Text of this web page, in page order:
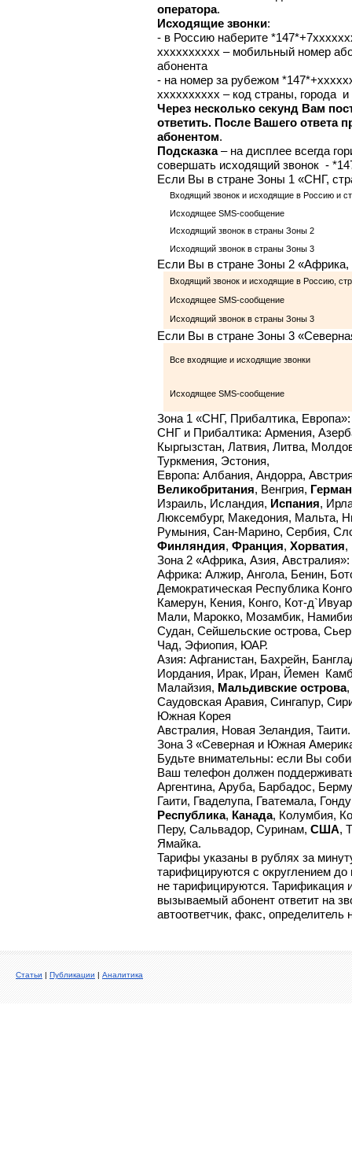
оператора.
Исходящие звонки:
- в Россию наберите
хххxxxxxxx – мобильный номер
абонента
- на номер за рубежом
xxxxxxxxxx – код страны, города и
Через несколько секунд Вам
ответить. После Вашего ответа
абонентом.
Подсказка– на дисплее всегда
совершать исходящий звонок -
Если Вы в стране Зоны 1 «СНГ,
Входящий звонок и исходящие в Россию и
Исходящее SMS-сообщение
Исходящий звонок в страны Зоны 2
Исходящий звонок в страны Зоны 3
Если Вы в стране Зоны 2 «Африка,
Входящий звонок и исходящие в Россию,
Исходящее SMS-сообщение
Исходящий звонок в страны Зоны 3
Если Вы в стране Зоны 3
Все входящие и исходящие звонки
Исходящее SMS-сообщение
Зона 1 «СНГ, Прибалтика, Европа»:
СНГ и Прибалтика: Армения,
Кыргызстан, Латвия, Литва,
Туркмения, Эстония,
Европа: Албания, Андорра,
Великобритания, Венгрия,
Израиль, Исландия, Испания,
Люксембург, Македония, Мальта,
Румыния, Сан-Марино, Сербия,
Финляндия, Франция, Хорватия,
Зона 2 «Африка, Азия, Австралия»:
Африка: Алжир, Ангола, Бенин,
Демократическая Республика
Камерун, Кения, Конго, Кот-
Мали, Марокко, Мозамбик,
Судан, Сейшельские острова,
Чад, Эфиопия, ЮАР.
Азия: Афганистан, Бахрейн,
Иордания, Ирак, Иран, Йемен
Малайзия, Мальдивские острова,
Саудовская Аравия, Сингапур,
Южная Корея
Австралия, Новая Зеландия, Таити.
Зона 3 «Северная и Южная
Будьте внимательны: если Вы
Ваш телефон должен
Аргентина, Аруба, Барбадос,
Гаити, Гваделупа, Гватемала,
Республика, Канада, Колумбия,
Перу, Сальвадор, Суринам, США,
Ямайка.
Тарифы указаны в рублях за
тарифицируются с округлением
не тарифицируются. Тарификация
вызываемый абонент ответит на
автоответчик, факс, определитель
Cтатьи | Публикации | Аналитика